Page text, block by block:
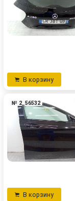
В корзину
№ 2_56532
В корзину